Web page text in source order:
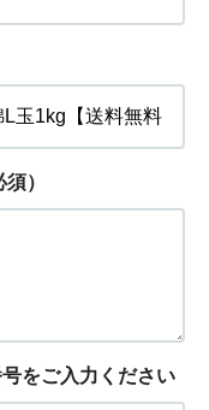
須）
をご入力ください